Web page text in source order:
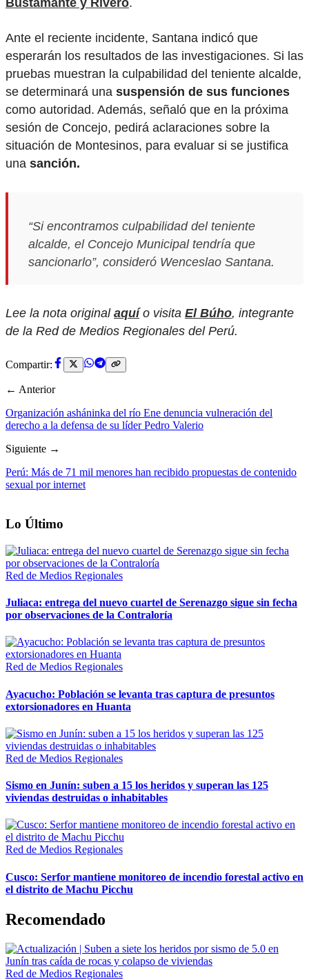
Bustamante y Rivero.
Ante el reciente incidente, Santana indicó que
esperarán los resultados de las investigaciones. Si las
pruebas muestran la culpabilidad del teniente alcalde,
se determinará una suspensión de sus funciones
como autoridad. Además, señaló que en la próxima
sesión de Concejo, pedirá aclaraciones sobre la
situación de Montesinos, para evaluar si se justifica
una sanción.
“Si encontramos culpabilidad del teniente
alcalde, el Concejo Municipal tendría que
sancionarlo”, consideró Wenceslao Santana.
Lee la nota original aquío visita El Búho, integrante
de la Red de Medios Regionales del Perú.
Compartir:
← Anterior
Organización asháninka del río Ene denuncia vulneración del
derecho a la defensa de su líder Pedro Valerio
Siguiente →
Perú: Más de 71 mil menores han recibido propuestas de contenido
sexual por internet
Lo Último
Red de Medios Regionales
Juliaca: entrega del nuevo cuartel de Serenazgo sigue sin fecha
por observaciones de la Contraloría
Red de Medios Regionales
Ayacucho: Población se levanta tras captura de presuntos
extorsionadores en Huanta
Red de Medios Regionales
Sismo en Junín: suben a 15 los heridos y superan las 125
viviendas destruidas o inhabitables
Red de Medios Regionales
Cusco: Serfor mantiene monitoreo de incendio forestal activo en
el distrito de Machu Picchu
Recomendado
Red de Medios Regionales